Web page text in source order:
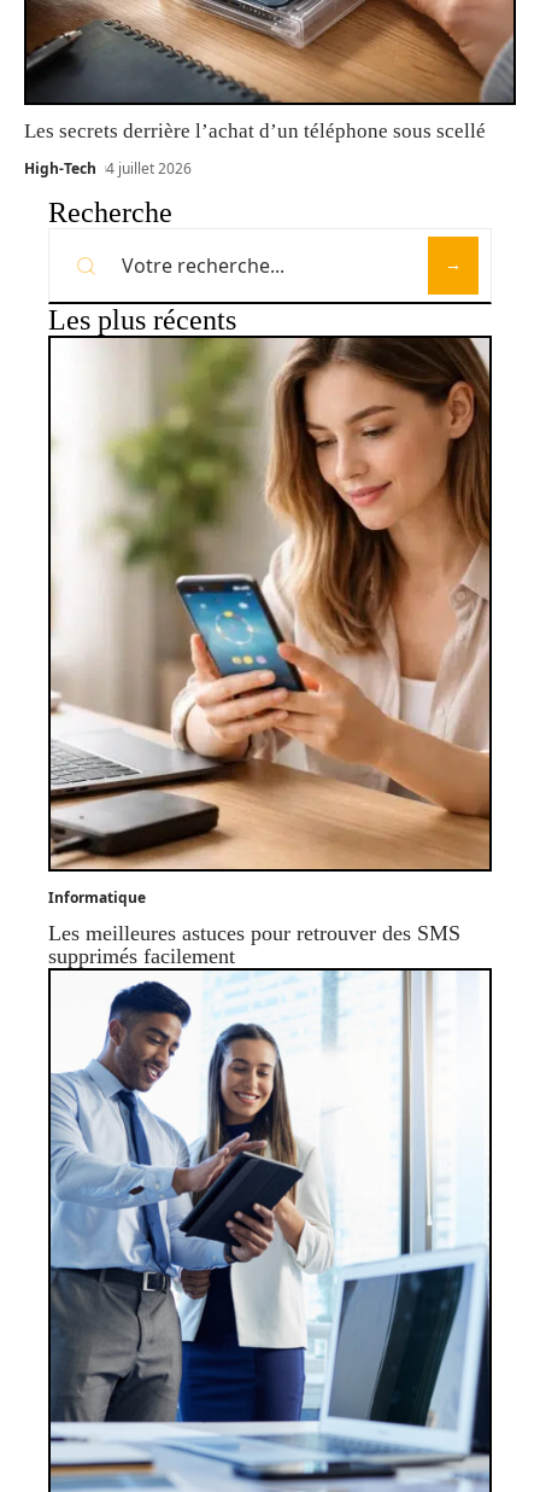
Les secrets derrière l’achat d’un téléphone sous scellé
High-Tech 4 juillet 2026
Recherche
Les plus récents
Informatique
Les meilleures astuces pour retrouver des SMS
supprimés facilement